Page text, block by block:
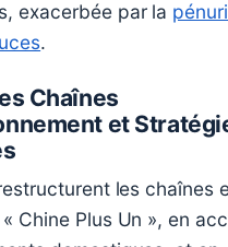
exacerbée par la
.
Chaînes
et
les chaînes
Chine Plus Un », en